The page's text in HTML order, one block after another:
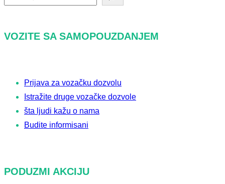
ž
VOZITE SA SAMOPOUZDANJEM
Prijava za vozačku dozvolu
Istražite druge vozačke dozvole
šta ljudi kažu o nama
Budite informisani
PODUZMI AKCIJU